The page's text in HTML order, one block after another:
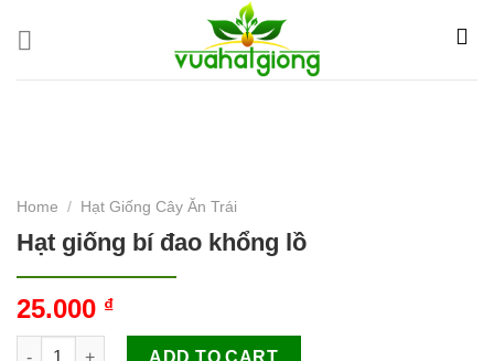
Home / Hạt Giống Cây Ăn Trái
Hạt giống bí đao khổng lồ
25.000 ₫
Hạt giống bí đao khổng lồ quantity
ADD TO CART